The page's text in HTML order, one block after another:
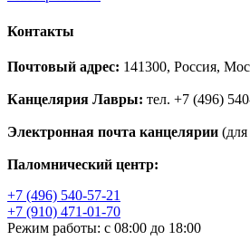
Контакты
Почтовый адрес: 141300, Россия,
Канцелярия Лавры: тел. +7 (496)
Электронная почта канцелярии
Паломнический центр:
+7 (496) 540-57-21
+7 (910) 471-01-70
Режим работы: с 08:00 до 18:00